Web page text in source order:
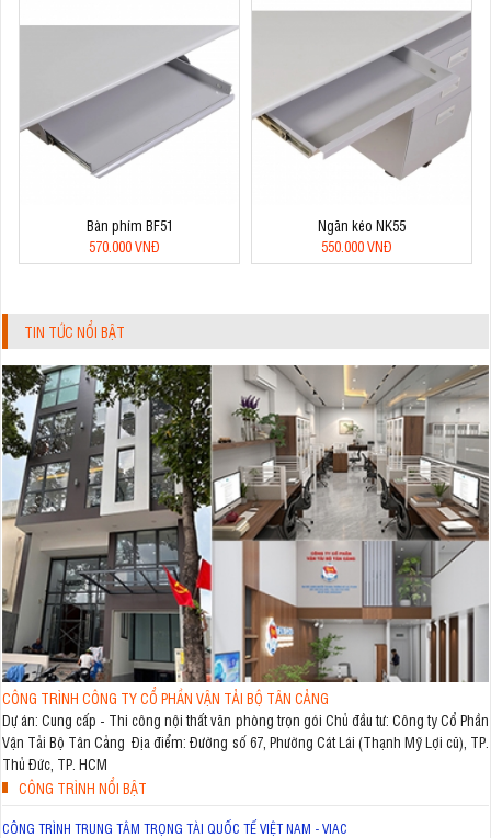
Bàn phím BF51
570.000 VNĐ
Ngăn kéo NK55
550.000 VNĐ
TIN TỨC NỔI BẬT
CÔNG TRÌNH CÔNG TY CỔ PHẦN VẬN TẢI BỘ TÂN CẢNG
Dự án: Cung cấp - Thi công nội thất văn phòng trọn gói Chủ đầu tư: Công ty Cổ Phần
Vận Tải Bộ Tân Cảng Địa điểm: Đường số 67, Phường Cát Lái (Thạnh Mỹ Lợi cũ), TP.
Thủ Đức, TP. HCM
CÔNG TRÌNH NỔI BẬT
CÔNG TRÌNH TRUNG TÂM TRỌNG TÀI QUỐC TẾ VIỆT NAM - VIAC